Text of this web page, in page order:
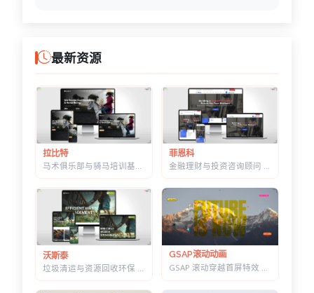
最新资源
拉比特
马术俱乐部与骑马培训基地 HTML 建站模板 | 骑术课程/马场活动/教练团队
菲恩科
金融理财与投资咨询顾问 HTML 建站模板 | 三套首页/W3C 校验/含商店模块
沃斯泰
垃圾清运与资源回收环保 HTML 建站模板 | 再生利用/安全处置/环卫服务商官网
GSAP滚动动画